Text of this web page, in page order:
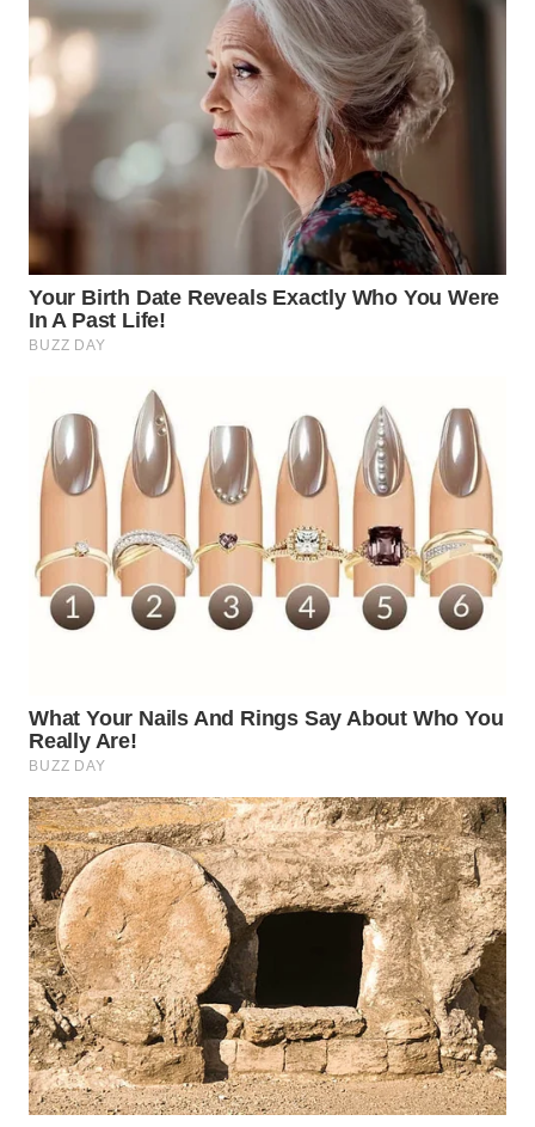
BINTAN
WN
MANDALIKA
LIKUPANG
LABUANBAJO
WN
Wahana
Media
Group
WAHANA
NEWS
WAHANA
WAHANA
ADVOKAT
WAHANA
INFRASTRUKTUR
WAHANA
KONSUMEN
WAHANA
LISTRIK
WAHANA
TRAVEL